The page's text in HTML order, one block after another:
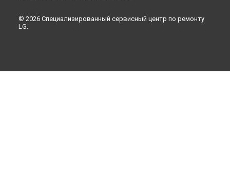
© 2026 Специализированный сервисный центр по ремонту
LG.